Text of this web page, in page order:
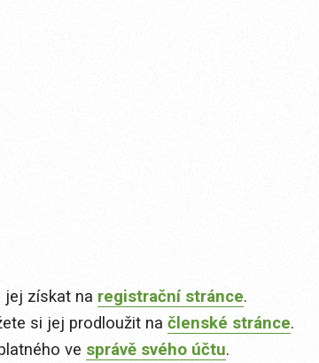
jej získat na registrační stránce.
si jej prodloužit na členské stránce.
ve správě svého účtu.